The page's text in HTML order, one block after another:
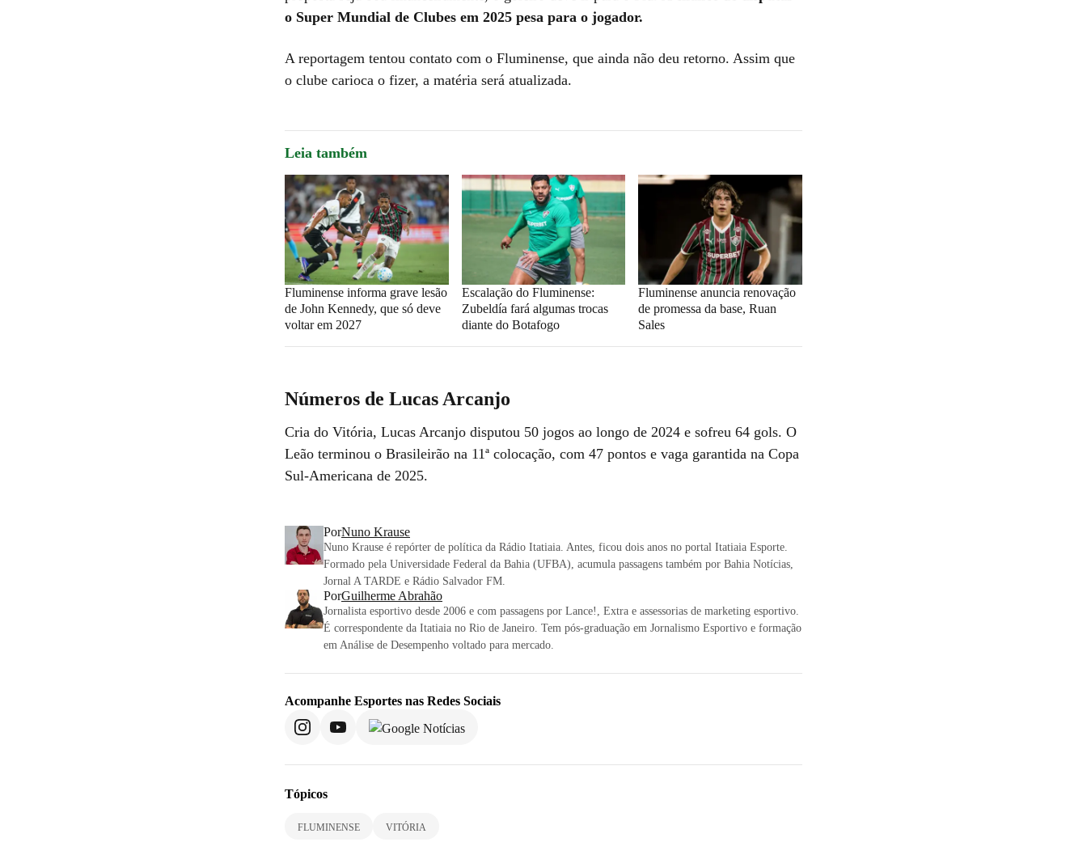
o Super Mundial de Clubes em 2025 pesa para o jogador.
A reportagem tentou contato com o Fluminense, que ainda não deu retorno. Assim que
o clube carioca o fizer, a matéria será atualizada.
Leia também
Fluminense informa grave lesão
de John Kennedy, que só deve
voltar em 2027
Escalação do Fluminense:
Zubeldía fará algumas trocas
diante do Botafogo
Fluminense anuncia renovação
de promessa da base, Ruan
Sales
Números de Lucas Arcanjo
Cria do Vitória, Lucas Arcanjo disputou 50 jogos ao longo de 2024 e sofreu 64 gols. O
Leão terminou o Brasileirão na 11ª colocação, com 47 pontos e vaga garantida na Copa
Sul-Americana de 2025.
PorNuno Krause
Nuno Krause é repórter de política da Rádio Itatiaia. Antes, ficou dois anos no portal Itatiaia Esporte.
Formado pela Universidade Federal da Bahia (UFBA), acumula passagens também por Bahia Notícias,
Jornal A TARDE e Rádio Salvador FM.
PorGuilherme Abrahão
Jornalista esportivo desde 2006 e com passagens por Lance!, Extra e assessorias de marketing esportivo.
É correspondente da Itatiaia no Rio de Janeiro. Tem pós-graduação em Jornalismo Esportivo e formação
em Análise de Desempenho voltado para mercado.
Acompanhe Esportes nas Redes Sociais
Tópicos
FLUMINENSE VITÓRIA